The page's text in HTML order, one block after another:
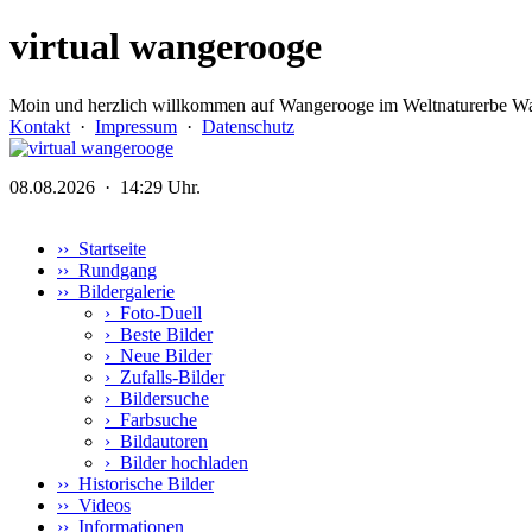
virtual wangerooge
Moin und herzlich willkommen auf Wangerooge im Weltnaturerbe
Kontakt · Impressum · Datenschutz
08.08.2026 · 14:29 Uhr.
›› Startseite
›› Rundgang
›› Bildergalerie
› Foto-Duell
› Beste Bilder
› Neue Bilder
› Zufalls-Bilder
› Bildersuche
› Farbsuche
› Bildautoren
› Bilder hochladen
›› Historische Bilder
›› Videos
›› Informationen